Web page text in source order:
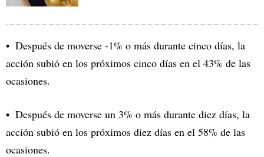
Después de moverse -1% o más durante cinco días, la
acción subió en los próximos cinco días en el 43% de las
ocasiones.
Después de moverse un 3% o más durante diez días, la
acción subió en los próximos diez días en el 58% de las
ocasiones.